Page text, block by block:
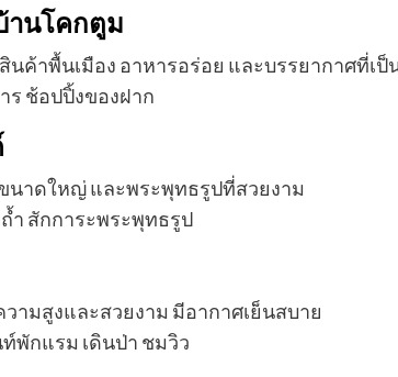
นโคกตูม
ค้าพื้นเมือง อาหารอร่อย และบรรยากาศที่เป็
ร ช้อปปิ้งของฝาก
นาดใหญ่ และพระพุทธรูปที่สวยงาม
ถ้ำ สักการะพระพุทธรูป
ามสูงและสวยงาม มีอากาศเย็นสบาย
ท์พักแรม เดินป่า ชมวิว